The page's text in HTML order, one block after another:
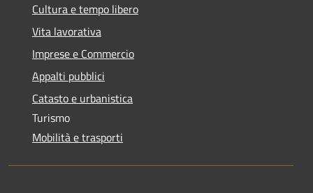
Cultura e tempo libero
Vita lavorativa
Imprese e Commercio
Appalti pubblici
Catasto e urbanistica
Turismo
Mobilità e trasporti